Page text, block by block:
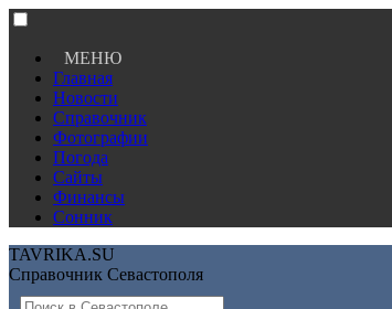
МЕНЮ
Главная
Новости
Справочник
Фотографии
Погода
Сайты
Финансы
Сонник
TAVRIKA.SU
Справочник Севастополя